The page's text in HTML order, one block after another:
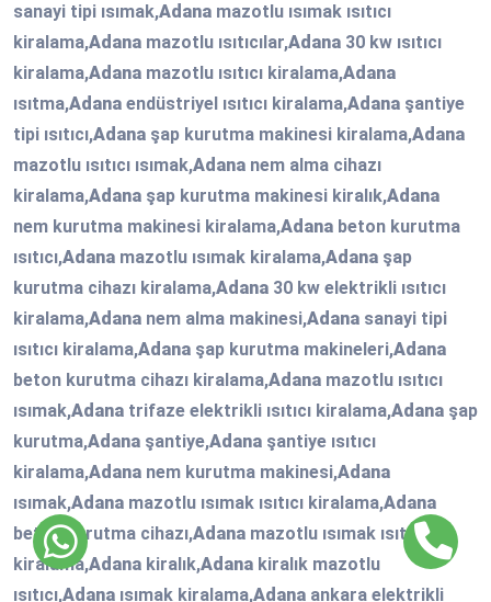
sanayi tipi ısımak,Adana mazotlu ısımak ısıtıcı
kiralama,Adana mazotlu ısıtıcılar,Adana 30 kw ısıtıcı
kiralama,Adana mazotlu ısıtıcı kiralama,Adana
ısıtma,Adana endüstriyel ısıtıcı kiralama,Adana şantiye
tipi ısıtıcı,Adana şap kurutma makinesi kiralama,Adana
mazotlu ısıtıcı ısımak,Adana nem alma cihazı
kiralama,Adana şap kurutma makinesi kiralık,Adana
nem kurutma makinesi kiralama,Adana beton kurutma
ısıtıcı,Adana mazotlu ısımak kiralama,Adana şap
kurutma cihazı kiralama,Adana 30 kw elektrikli ısıtıcı
kiralama,Adana nem alma makinesi,Adana sanayi tipi
ısıtıcı kiralama,Adana şap kurutma makineleri,Adana
beton kurutma cihazı kiralama,Adana mazotlu ısıtıcı
ısımak,Adana trifaze elektrikli ısıtıcı kiralama,Adana şap
kurutma,Adana şantiye,Adana şantiye ısıtıcı
kiralama,Adana nem kurutma makinesi,Adana
ısımak,Adana mazotlu ısımak ısıtıcı kiralama,Adana
beton kurutma cihazı,Adana mazotlu ısımak ısıtıcı
kiralama,Adana kiralık,Adana kiralık mazotlu
ısıtıcı,Adana ısımak kiralama,Adana ankara elektrikli